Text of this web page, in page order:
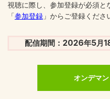
視聴に際し、参加登録が必須と
「参加登録 」からご登録くださ
配信期間：2026年5月
オンデマ